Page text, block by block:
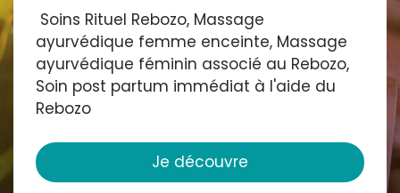
Soins Rituel Rebozo, Massage
ayurvédique femme enceinte, Massage
ayurvédique féminin associé au Rebozo,
Soin post partum immédiat à l'aide du
Rebozo
Je découvre